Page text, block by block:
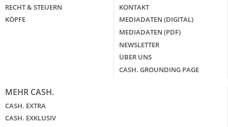
RECHT & STEUERN
KÖPFE
KONTAKT
MEDIADATEN (DIGITAL)
MEDIADATEN (PDF)
NEWSLETTER
ÜBER UNS
CASH. GROUNDING PAGE
MEHR CASH.
CASH. EXTRA
CASH. EXKLUSIV